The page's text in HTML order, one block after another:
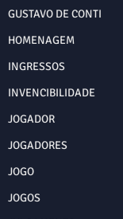
GUSTAVO DE CONTI
HOMENAGEM
INGRESSOS
INVENCIBILIDADE
JOGADOR
JOGADORES
JOGO
JOGOS